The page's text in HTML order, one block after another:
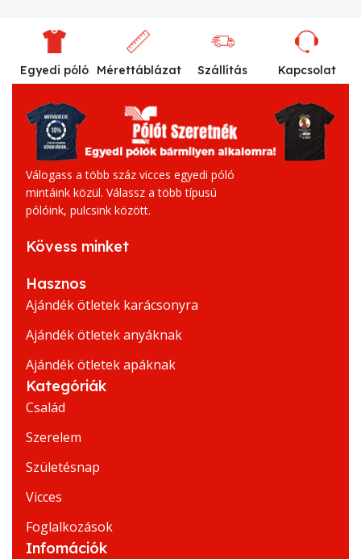
Egyedi póló Mérettáblázat Szállítás Kapcsolat
Válogass a több száz vicces egyedi póló
mintáink közül. Válassz a több típusú
pólóink, pulcsink között.
Kövess minket
Hasznos
Ajándék ötletek karácsonyra
Ajándék ötletek anyáknak
Ajándék ötletek apáknak
Kategóriák
Család
Szerelem
Születésnap
Vicces
Foglalkozások
Infomációk